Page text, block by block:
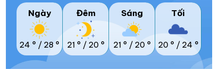
Ngày
24 ° / 28 °
Đêm
21 ° / 20 °
Sáng
21 ° / 20 °
Tối
20 ° / 24 °